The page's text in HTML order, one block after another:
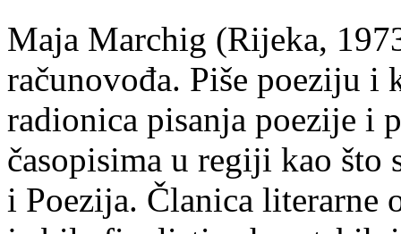
Maja Marchig (Rijeka,
računovođa. Piše poeziju i
radionica pisanja poezije i
časopisima u regiji kao što
i Poezija. Članica literarne